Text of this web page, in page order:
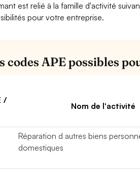
est relié à la famille d'activité
pour votre entreprise.
codes APE possibles
/
Nom de l'activité
Réparation d autres biens
domestiques